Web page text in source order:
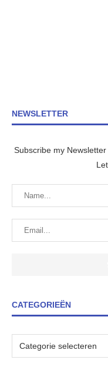
NEWSLETTER
Subscribe my
CATEGORIEËN